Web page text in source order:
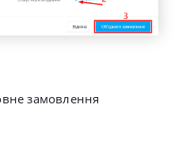
замовлення